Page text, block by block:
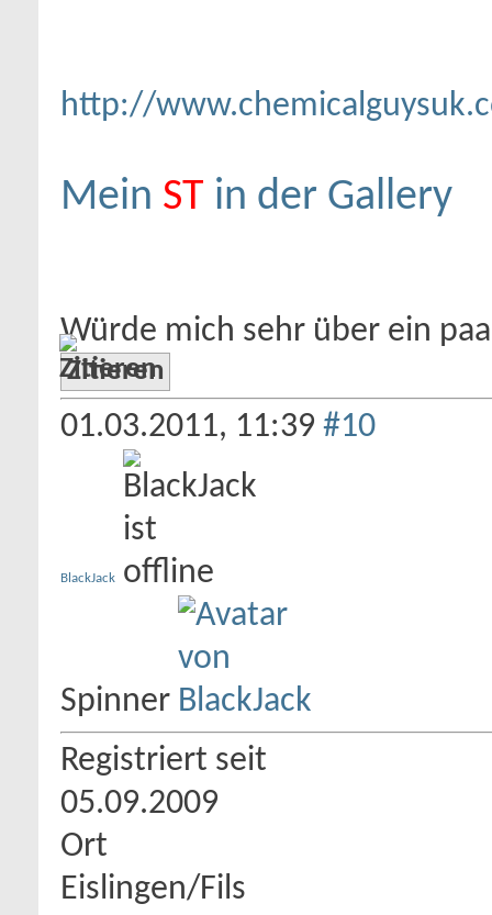
http://
Mein ST in der Gallery
Würde mich sehr über ein
Zitieren
01.03.2011, 11:39 #10
BlackJack
Spinner
Registriert seit
05.09.2009
Ort
Eislingen/Fils